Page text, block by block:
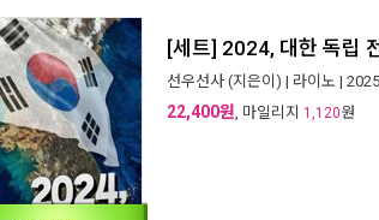
[세트] 2024, 대한 독립
선우선사 (지은이) | 라이노 |
22,400원, 마일리지 1,120원